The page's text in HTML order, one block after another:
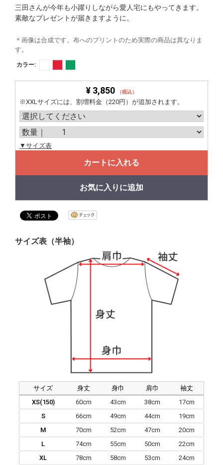
三田さんが今年も小躍りしながら愛人宅にもやってきます。
素敵なプレゼントが届きますように。
＊画像は合成です。布へのプリントのため実際の商品は異なりま
す。
カラー:
¥ 3,850 （税込）
※XXLサイズには、割増料金（220円）が追加されます。
▼サイズ表
カートに入れる
お気に入りに追加
サイズ表（半袖）
サイズ 身丈 身巾 肩巾
袖丈
XS(150)
60cm 43cm 38cm
17cm
S
66cm 49cm 44cm
19cm
M
70cm 52cm 47cm
20cm
L
74cm 55cm 50cm
22cm
XL
78cm 58cm 53cm 24cm